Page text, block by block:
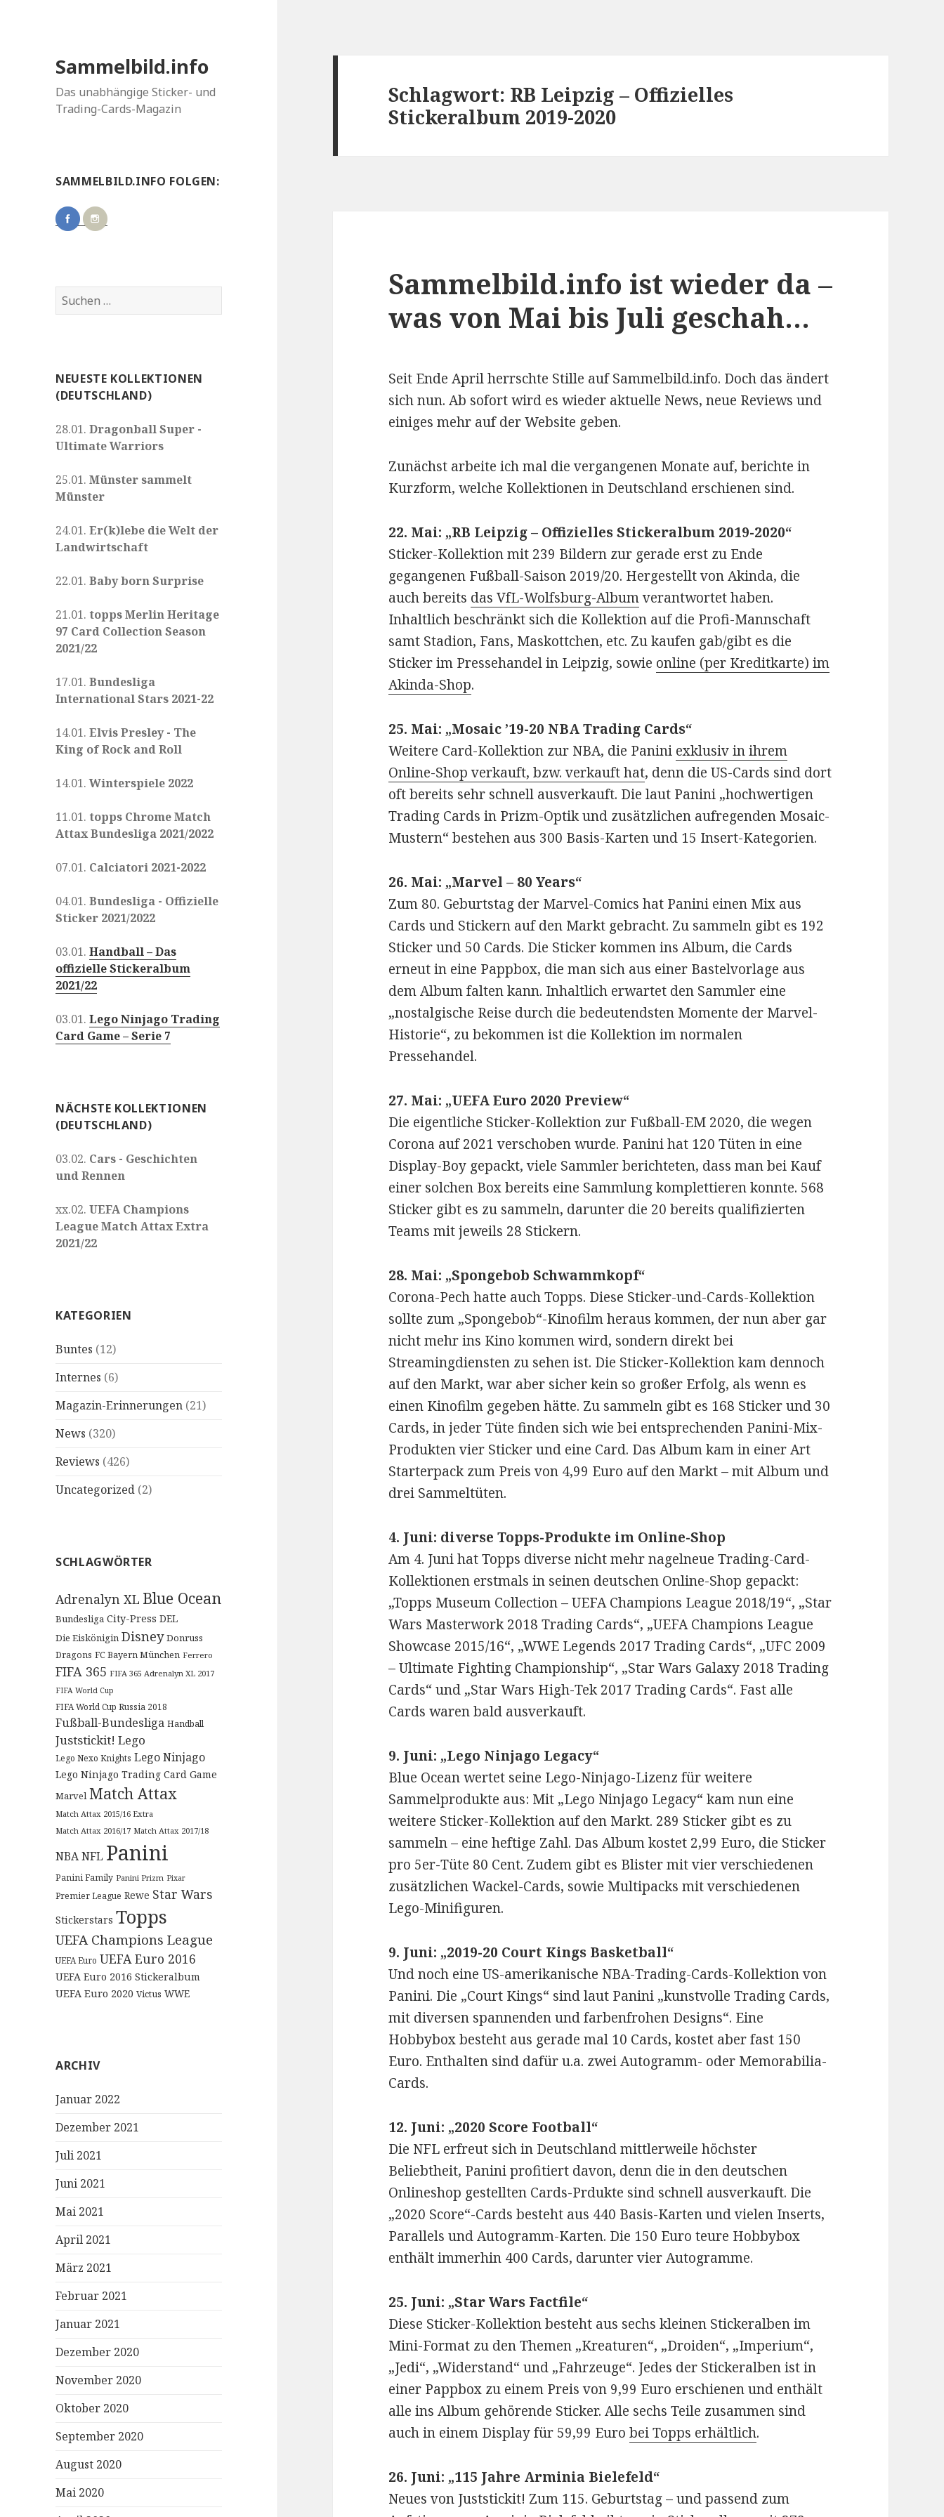
Sammelbild.info
Das unabhängige Sticker- und
Trading-Cards-Magazin
SAMMELBILD.INFO FOLGEN:
Suchen
nach:
NEUESTE KOLLEKTIONEN
(DEUTSCHLAND)
28.01.Dragonball Super -
Ultimate Warriors
25.01.Münster sammelt
Münster
24.01.Er(k)lebe die Welt der
Landwirtschaft
22.01.Baby born Surprise
21.01.topps Merlin Heritage
97 Card Collection Season
2021/22
17.01.Bundesliga
International Stars 2021-22
14.01.Elvis Presley - The
King of Rock and Roll
14.01.Winterspiele 2022
11.01.topps Chrome Match
Attax Bundesliga 2021/2022
07.01. Calciatori 2021-2022
04.01.Bundesliga - Offizielle
Sticker 2021/2022
03.01.Handball – Das
offizielle Stickeralbum
2021/22
03.01.Lego Ninjago Trading
Card Game – Serie 7
NÄCHSTE KOLLEKTIONEN
(DEUTSCHLAND)
03.02. Cars - Geschichten
und Rennen
xx.02.UEFA Champions
League Match Attax Extra
2021/22
KATEGORIEN
Buntes (12)
Internes (6)
Magazin-Erinnerungen (21)
News (320)
Reviews (426)
Uncategorized (2)
SCHLAGWÖRTER
Adrenalyn XL Blue Ocean
Bundesliga City-Press DEL
Die Eiskönigin Disney Donruss
Dragons FC Bayern München Ferrero
FIFA 365 FIFA 365 Adrenalyn XL 2017
FIFA World Cup
FIFA World Cup Russia 2018
Fußball-Bundesliga Handball
Juststickit! Lego
Lego Nexo Knights Lego Ninjago
Lego Ninjago Trading Card Game
Marvel Match Attax
Match Attax 2015/16 Extra
Match Attax 2016/17 Match Attax 2017/18
NBANFL Panini
Panini Family Panini Prizm Pixar
Premier League Rewe Star Wars
Stickerstars Topps
UEFA Champions League
UEFA Euro UEFA Euro 2016
UEFA Euro 2016 Stickeralbum
UEFA Euro 2020 Victus WWE
ARCHIV
Januar 2022
Dezember 2021
Juli 2021
Juni 2021
Mai 2021
April 2021
März 2021
Februar 2021
Januar 2021
Dezember 2020
November 2020
Oktober 2020
September 2020
August 2020
Mai 2020
Schlagwort: RB Leipzig – Offizielles
Stickeralbum 2019-2020
Sammelbild.info ist wieder da –
was von Mai bis Juli geschah…
Seit Ende April herrschte Stille auf Sammelbild.info. Doch das ändert
sich nun. Ab sofort wird es wieder aktuelle News, neue Reviews und
einiges mehr auf der Website geben.
Zunächst arbeite ich mal die vergangenen Monate auf, berichte in
Kurzform, welche Kollektionen in Deutschland erschienen sind.
22. Mai: „RB Leipzig – Offizielles Stickeralbum 2019-2020“
Sticker-Kollektion mit 239 Bildern zur gerade erst zu Ende
gegangenen Fußball-Saison 2019/20. Hergestellt von Akinda, die
auch bereits das VfL-Wolfsburg-Albumverantwortet haben.
Inhaltlich beschränkt sich die Kollektion auf die Profi-Mannschaft
samt Stadion, Fans, Maskottchen, etc. Zu kaufen gab/gibt es die
Sticker im Pressehandel in Leipzig, sowie online (per Kreditkarte) im
Akinda-Shop.
25. Mai: „Mosaic ’19-20 NBA Trading Cards“
Weitere Card-Kollektion zur NBA, die Panini exklusiv in ihrem
Online-Shop verkauft, bzw. verkauft hat, denn die US-Cards sind dort
oft bereits sehr schnell ausverkauft. Die laut Panini „hochwertigen
Trading Cards in Prizm-Optik und zusätzlichen aufregenden Mosaic-
Mustern“ bestehen aus 300 Basis-Karten und 15 Insert-Kategorien.
26. Mai: „Marvel – 80 Years“
Zum 80. Geburtstag der Marvel-Comics hat Panini einen Mix aus
Cards und Stickern auf den Markt gebracht. Zu sammeln gibt es 192
Sticker und 50 Cards. Die Sticker kommen ins Album, die Cards
erneut in eine Pappbox, die man sich aus einer Bastelvorlage aus
dem Album falten kann. Inhaltlich erwartet den Sammler eine
„nostalgische Reise durch die bedeutendsten Momente der Marvel-
Historie“, zu bekommen ist die Kollektion im normalen
Pressehandel.
27. Mai: „UEFA Euro 2020 Preview“
Die eigentliche Sticker-Kollektion zur Fußball-EM 2020, die wegen
Corona auf 2021 verschoben wurde. Panini hat 120 Tüten in eine
Display-Boy gepackt, viele Sammler berichteten, dass man bei Kauf
einer solchen Box bereits eine Sammlung komplettieren konnte. 568
Sticker gibt es zu sammeln, darunter die 20 bereits qualifizierten
Teams mit jeweils 28 Stickern.
28. Mai: „Spongebob Schwammkopf“
Corona-Pech hatte auch Topps. Diese Sticker-und-Cards-Kollektion
sollte zum „Spongebob“-Kinofilm heraus kommen, der nun aber gar
nicht mehr ins Kino kommen wird, sondern direkt bei
Streamingdiensten zu sehen ist. Die Sticker-Kollektion kam dennoch
auf den Markt, war aber sicher kein so großer Erfolg, als wenn es
einen Kinofilm gegeben hätte. Zu sammeln gibt es 168 Sticker und 30
Cards, in jeder Tüte finden sich wie bei entsprechenden Panini-Mix-
Produkten vier Sticker und eine Card. Das Album kam in einer Art
Starterpack zum Preis von 4,99 Euro auf den Markt – mit Album und
drei Sammeltüten.
4. Juni: diverse Topps-Produkte im Online-Shop
Am 4. Juni hat Topps diverse nicht mehr nagelneue Trading-Card-
Kollektionen erstmals in seinen deutschen Online-Shop gepackt:
„Topps Museum Collection – UEFA Champions League 2018/19“, „Star
Wars Masterwork 2018 Trading Cards“, „UEFA Champions League
Showcase 2015/16“, „WWE Legends 2017 Trading Cards“, „UFC 2009
– Ultimate Fighting Championship“, „Star Wars Galaxy 2018 Trading
Cards“ und „Star Wars High-Tek 2017 Trading Cards“. Fast alle
Cards waren bald ausverkauft.
9. Juni: „Lego Ninjago Legacy“
Blue Ocean wertet seine Lego-Ninjago-Lizenz für weitere
Sammelprodukte aus: Mit „Lego Ninjago Legacy“ kam nun eine
weitere Sticker-Kollektion auf den Markt. 289 Sticker gibt es zu
sammeln – eine heftige Zahl. Das Album kostet 2,99 Euro, die Sticker
pro 5er-Tüte 80 Cent. Zudem gibt es Blister mit vier verschiedenen
zusätzlichen Wackel-Cards, sowie Multipacks mit verschiedenen
Lego-Minifiguren.
9. Juni: „2019-20 Court Kings Basketball“
Und noch eine US-amerikanische NBA-Trading-Cards-Kollektion von
Panini. Die „Court Kings“ sind laut Panini „kunstvolle Trading Cards,
mit diversen spannenden und farbenfrohen Designs“. Eine
Hobbybox besteht aus gerade mal 10 Cards, kostet aber fast 150
Euro. Enthalten sind dafür u.a. zwei Autogramm- oder Memorabilia-
Cards.
12. Juni: „2020 Score Football“
Die NFL erfreut sich in Deutschland mittlerweile höchster
Beliebtheit, Panini profitiert davon, denn die in den deutschen
Onlineshop gestellten Cards-Prdukte sind schnell ausverkauft. Die
„2020 Score“-Cards besteht aus 440 Basis-Karten und vielen Inserts,
Parallels und Autogramm-Karten. Die 150 Euro teure Hobbybox
enthält immerhin 400 Cards, darunter vier Autogramme.
25. Juni: „Star Wars Factfile“
Diese Sticker-Kollektion besteht aus sechs kleinen Stickeralben im
Mini-Format zu den Themen „Kreaturen“, „Droiden“, „Imperium“,
„Jedi“, „Widerstand“ und „Fahrzeuge“. Jedes der Stickeralben ist in
einer Pappbox zu einem Preis von 9,99 Euro erschienen und enthält
alle ins Album gehörende Sticker. Alle sechs Teile zusammen sind
auch in einem Display für 59,99 Eurobei Topps erhältlich.
26. Juni: „115 Jahre Arminia Bielefeld“
Neues von Juststickit! Zum 115. Geburtstag – und passend zum